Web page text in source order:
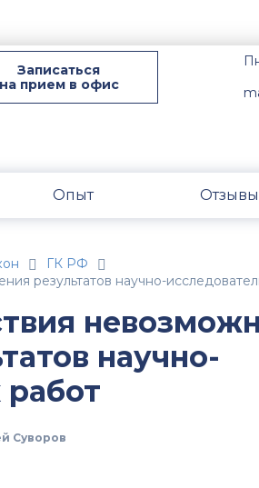
Записаться
на прием в офис
Опыт Отзывы
ГК РФ
результатов научно-
научно-
работ
Суворов